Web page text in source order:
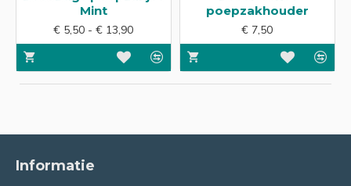
Mint
€ 5,50 - € 13,90
poepzakhouder
€ 7,50
Informatie